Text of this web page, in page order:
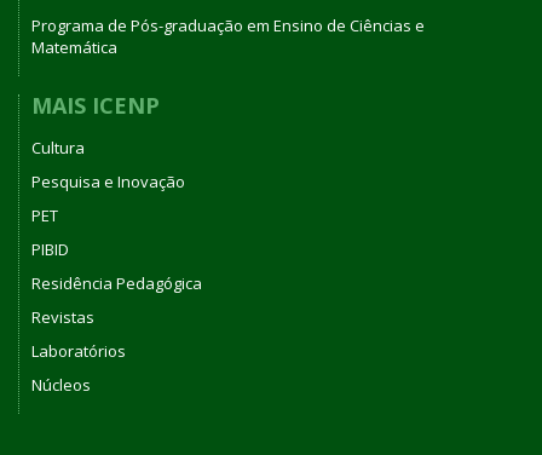
Programa de Pós-graduação em Ensino de Ciências e
Matemática
MAIS ICENP
Cultura
Pesquisa e Inovação
PET
PIBID
Residência Pedagógica
Revistas
Laboratórios
Núcleos